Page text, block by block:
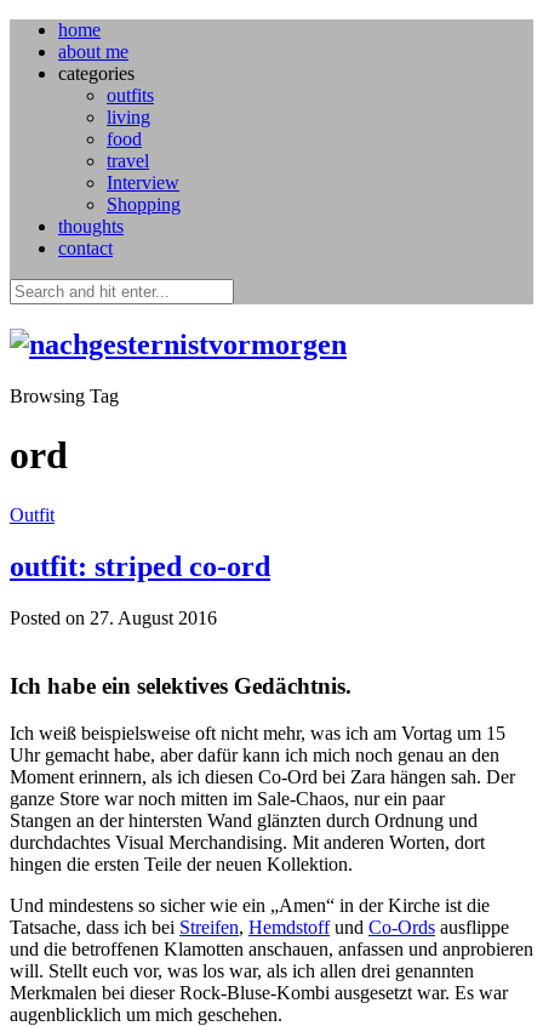
home
about me
categories
outfits
living
food
travel
Interview
Shopping
thoughts
contact
Browsing Tag
ord
Outfit
outfit: striped co-ord
Posted on 27. August 2016
Ich habe ein selektives Gedächtnis.
Ich weiß beispielsweise oft nicht mehr, was ich am Vortag um 15
Uhr gemacht habe, aber dafür kann ich mich noch genau an den
Moment erinnern, als ich diesen Co-Ord bei Zara hängen sah. Der
ganze Store war noch mitten im Sale-Chaos, nur ein paar
Stangen an der hintersten Wand glänzten durch Ordnung und
durchdachtes Visual Merchandising. Mit anderen Worten, dort
hingen die ersten Teile der neuen Kollektion.
Und mindestens so sicher wie ein „Amen“ in der Kirche ist die
Tatsache, dass ich bei Streifen, Hemdstoffund Co-Ords ausflippe
und die betroffenen Klamotten anschauen, anfassen und anprobieren
will. Stellt euch vor, was los war, als ich allen drei genannten
Merkmalen bei dieser Rock-Bluse-Kombi ausgesetzt war. Es war
augenblicklich um mich geschehen.